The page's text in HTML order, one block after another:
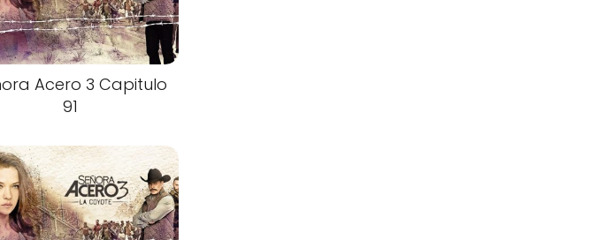
Acero 3 Capitulo
91